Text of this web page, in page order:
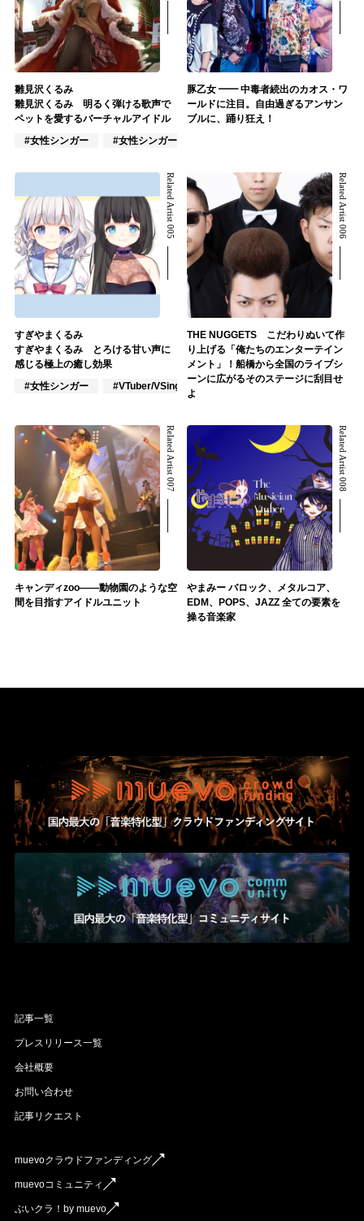
雛見沢くるみ
雛見沢くるみ 明るく弾ける歌声で
ペットを愛するバーチャルアイドル
#女性シンガー
#女性シンガーグループ
豚乙女 ━━ 中毒者続出のカオス・ワ
ールドに注目。自由過ぎるアンサン
ブルに、踊り狂え！
Related Artist 005
すぎやまくるみ
すぎやまくるみ とろける甘い声に
感じる極上の癒し効果
#女性シンガー
#VTuber/VSinger #ポップス
Related Artist 006
THE NUGGETS こだわりぬいて作
り上げる「俺たちのエンターテイン
メント」！船橋から全国のライブシ
ーンに広がるそのステージに刮目せ
よ
Related Artist 007
キャンディzoo――動物園のような空
間を目指すアイドルユニット
Related Artist 008
やまみー バロック、メタルコア、
EDM、POPS、JAZZ 全ての要素を
操る音楽家
記事一覧
プレスリリース一覧
会社概要
お問い合わせ
記事リクエスト
muevoクラウドファンディング
muevoコミュニティ
ぶいクラ！by muevo